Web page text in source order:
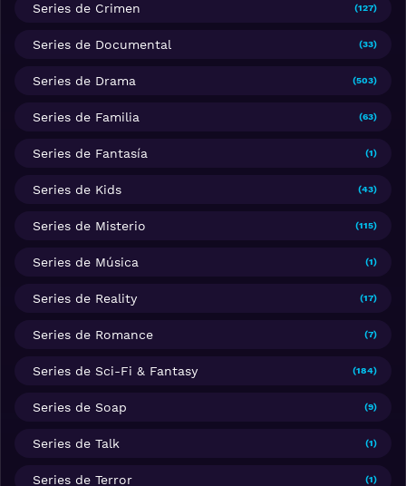
Series de Crimen (127)
Series de Documental (33)
Series de Drama (503)
Series de Familia (63)
Series de Fantasía (1)
Series de Kids (43)
Series de Misterio (115)
Series de Música (1)
Series de Reality (17)
Series de Romance (7)
Series de Sci-Fi & Fantasy (184)
Series de Soap (9)
Series de Talk (1)
Series de Terror (1)